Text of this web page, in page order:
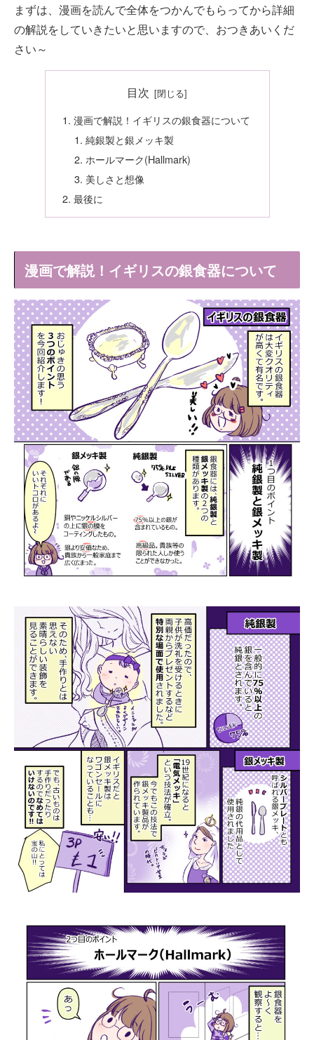
まずは、漫画を読んで全体をつかんでもらってから詳細
の解説をしていきたいと思いますので、おつきあいくだ
さい～
目次
漫画で解説！イギリスの銀食器について
純銀製と銀メッキ製
ホールマーク(Hallmark)
美しさと想像
最後に
漫画で解説！イギリスの銀食器について